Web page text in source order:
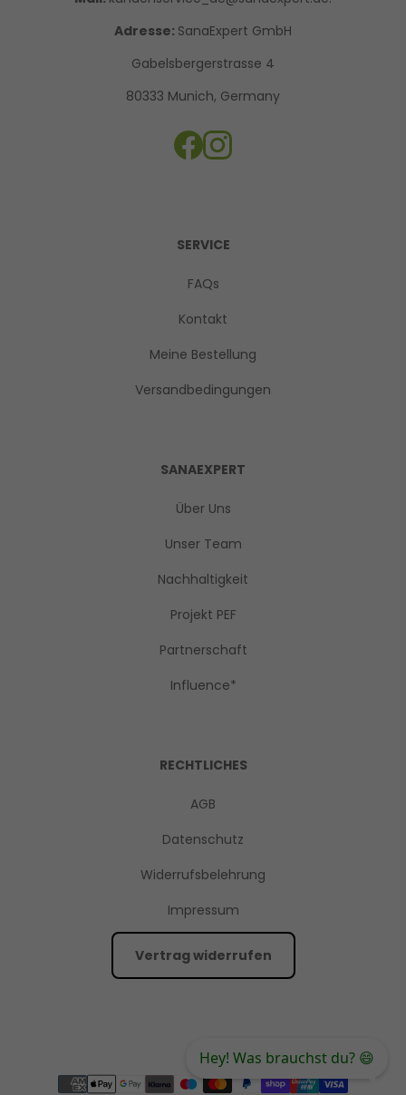
Adresse: SanaExpert GmbH
Gabelsbergerstrasse 4
80333 Munich, Germany
SERVICE
FAQs
Kontakt
Meine Bestellung
Versandbedingungen
SANAEXPERT
Über Uns
Unser Team
Nachhaltigkeit
Projekt PEF
Partnerschaft
Influence*
RECHTLICHES
AGB
Datenschutz
Widerrufsbelehrung
Impressum
Vertrag widerrufen
Hey! Was brauchst du? 😄